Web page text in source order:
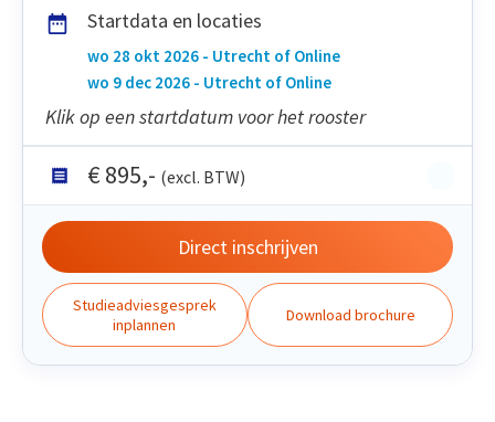
Startdata en locaties
wo 28 okt 2026 - Utrecht of Online
wo 9 dec 2026 - Utrecht of Online
Klik op een startdatum voor het rooster
€ 895,- (excl. BTW)
Direct inschrijven
Studieadviesgesprek
inplannen
Download brochure